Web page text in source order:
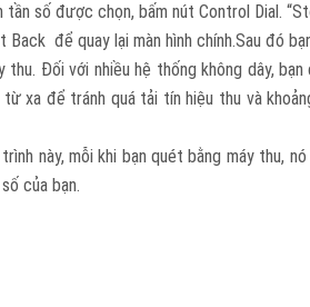
tần số được chọn, bấm nút Control Dial.
Back để quay lại màn hình chính.Sau đó
thu. Đối với nhiều hệ thống không dây,
từ xa để tránh quá tải tín hiệu thu và
này, mỗi khi bạn quét bằng máy thu,
của bạn.